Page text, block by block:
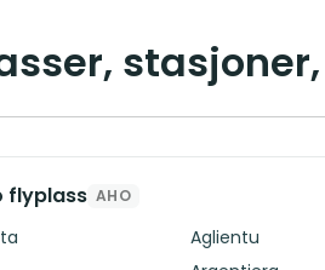
flyplass AHO
Aglientu